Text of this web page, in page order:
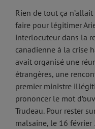
Rien de tout ça
faire pour légitimer
interlocuteur dans la
canadienne à la crise
avait organisé une
étrangères, une
premier ministre
prononcer le mot
Trudeau. Pour rester
malsaine, le 16 février